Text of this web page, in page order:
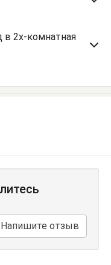
в 2х-комнатная
Напишите отзыв